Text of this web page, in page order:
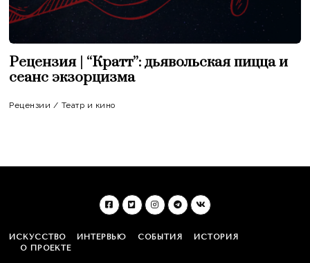
Рецензия | “Кратт”: дьявольская пицца и
сеанс экзорцизма
Рецензии / Театр и кино
ИСКУССТВО ИНТЕРВЬЮ СОБЫТИЯ
ИСТОРИЯ
О ПРОЕКТЕ